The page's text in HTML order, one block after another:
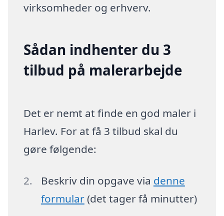
virksomheder og erhverv.
Sådan indhenter du 3
tilbud på malerarbejde
Det er nemt at finde en god maler i
Harlev. For at få 3 tilbud skal du
gøre følgende:
Beskriv din opgave via denne
formular(det tager få minutter)